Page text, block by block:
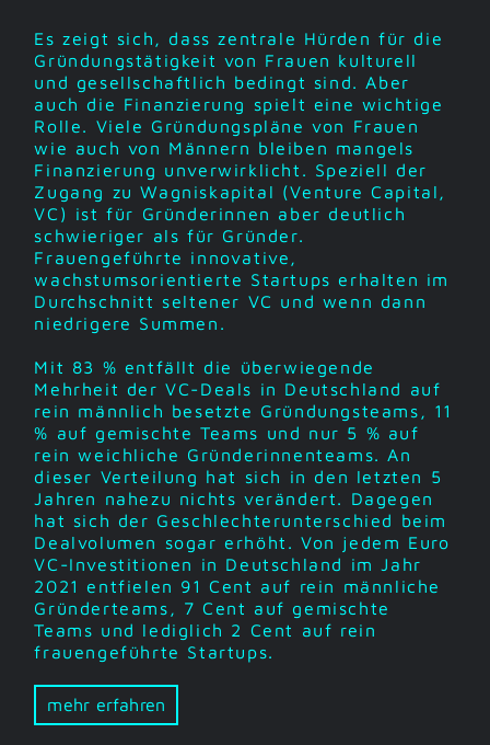
Es zeigt sich, dass zentrale Hürden für die
Gründungstätigkeit von Frauen kulturell
und gesellschaftlich bedingt sind. Aber
auch die Finanzierung spielt eine wichtige
Rolle. Viele Gründungspläne von Frauen
wie auch von Männern bleiben mangels
Finanzierung unverwirklicht. Speziell der
Zugang zu Wagniskapital (Venture Capital,
VC) ist für Gründerinnen aber deutlich
schwieriger als für Gründer.
Frauengeführte innovative,
wachstumsorientierte Startups erhalten im
Durchschnitt seltener VC und wenn dann
niedrigere Summen.
Mit 83 % entfällt die überwiegende
Mehrheit der VC-Deals in Deutschland auf
rein männlich besetzte Gründungsteams, 11
% auf gemischte Teams und nur 5 % auf
rein weichliche Gründerinnenteams. An
dieser Verteilung hat sich in den letzten 5
Jahren nahezu nichts verändert. Dagegen
hat sich der Geschlechterunterschied beim
Dealvolumen sogar erhöht. Von jedem Euro
VC-Investitionen in Deutschland im Jahr
2021 entfielen 91 Cent auf rein männliche
Gründerteams, 7 Cent auf gemischte
Teams und lediglich 2 Cent auf rein
frauengeführte Startups.
mehr erfahren